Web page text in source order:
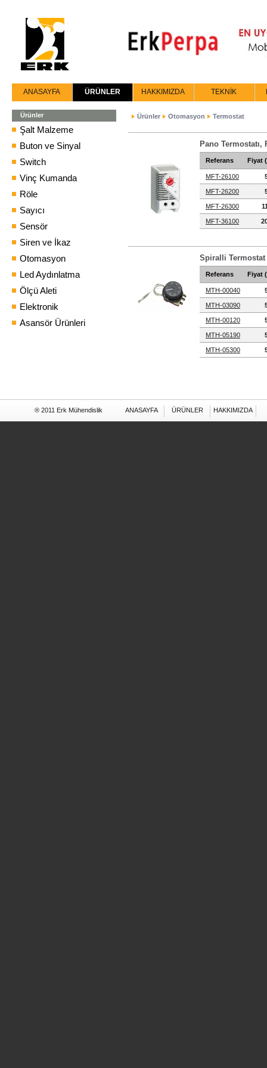
ANASAYFA ÜRÜNLER HAKKIMIZDA TEKNİK
Ürünler
Şalt Malzeme
Buton ve Sinyal
Switch
Vinç Kumanda
Röle
Sayıcı
Sensör
Siren ve İkaz
Otomasyon
Led Aydınlatma
Ölçü Aleti
Elektronik
Asansör Ürünleri
Ürünler Otomasyon Termostat
Pano Termostatı,
Referans Fiyat
MFT-26100
MFT-26200
MFT-26300
MFT-36100
Spiralli Termostat
Referans Fiyat
MTH-00040
MTH-03090
MTH-00120
MTH-05190
MTH-05300
HAKKIMIZDA
ÜRÜNLER
ANASAYFA
® 2011 Erk Mühendislik